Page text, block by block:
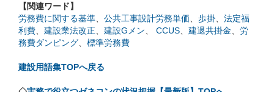
【関連ワード】
労務費に関する基準
公共工事設計労務単価 歩掛
法定福
利費
建設業法改正 建設Gメン CCUS 建退共掛金
労
務費ダンピング
標準労務費
建設用語集TOPへ戻る